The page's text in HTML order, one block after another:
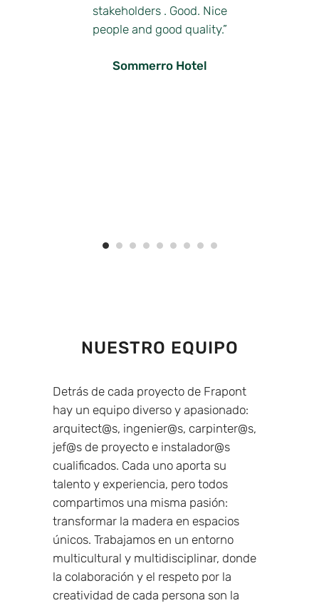
stakeholders . Good. Nice
people and good quality.”
Sommerro Hotel
NUESTRO EQUIPO
Detrás de cada proyecto de Frapont
hay un equipo diverso y apasionado:
arquitect@s, ingenier@s, carpinter@s,
jef@s de proyecto e instalador@s
cualificados. Cada uno aporta su
talento y experiencia, pero todos
compartimos una misma pasión:
transformar la madera en espacios
únicos. Trabajamos en un entorno
multicultural y multidisciplinar, donde
la colaboración y el respeto por la
creatividad de cada persona son la